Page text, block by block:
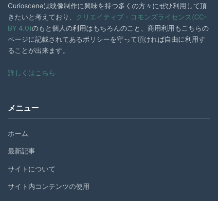
Curiosceneは映像制作に興味を持つ多くの方々にぜひ利用して頂
きたいと考えており、
クリエイティブ・コモンズライセンス(CC-
BY 4.0)のもと個人の利用はもちろんのこと、商用利用もこちらの
ページに記載されてあるポリシーを守って頂ければ自由に利用す
ることが出来ます。
詳しくはこちら
メニュー
ホーム
最新記事
サイトについて
サイト内コンテンツの使用